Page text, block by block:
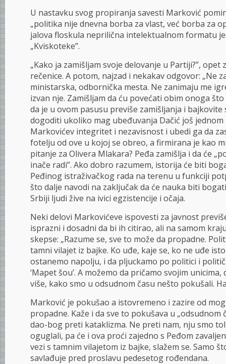
U nastavku svog propiranja savesti Marković
„politika nije dnevna borba za vlast, već borba za
jalova floskula neprilična intelektualnom formatu
„Kviskoteke”.
„Kako ja zamišljam svoje delovanje u Partiji?”,
rečenice. A potom, najzad i nekakav odgovor: „Ne
ministarska, odbornička mesta. Ne zanimaju me
izvan nje. Zamišljam da ću povećati obim onoga što
da je u ovom pasusu previše zamišljanja i bajkovite
dogoditi ukoliko mag ubeđuvanja Dačić još jednom
Markovićev integritet i nezavisnost i ubedi ga da
fotelju od ove u kojoj se obreo, a firmirana je kao
pitanje za Olivera Mlakara? Peđa zamišlja i da će
inače radi”. Ako dobro razumem, istorija će biti
Peđinog istraživačkog rada na terenu u funkciji
što dalje navodi na zaključak da će nauka biti
Srbiji ljudi žive na ivici egzistencije i očaja.
Neki delovi Markovićeve ispovesti za javnost
isprazni i dosadni da bi ih citirao, ali na samom
skepse: „Razume se, sve to može da propadne.
tamni vilajet iz bajke. Ko uđe, kaje se, ko ne uđe
ostanemo napolju, i da pljuckamo po politici i
‘Mapet šou’. A možemo da pričamo svojim
više, kako smo u odsudnom času nešto pokušali.
Marković je pokušao a istovremeno i zazire od
propadne. Kaže i da sve to pokušava u „odsudnom
dao-bog preti kataklizma. Ne preti nam, nju smo
oguglali, pa će i ova proći zajedno s Peđom
vezi s tamnim vilajetom iz bajke, slažem se. Samo
savlađuje pred proslavu pedesetog rođendana.